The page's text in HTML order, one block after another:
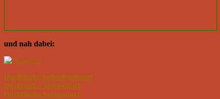
und nah dabei:
Dorfkirche Schenkenhorst
Dorfkirche Sputendorf
Dorfkirche Stahnsdorf